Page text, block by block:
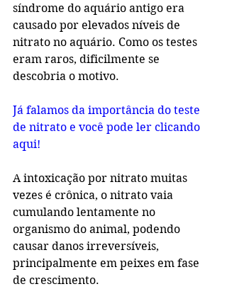
síndrome do aquário antigo era
causado por elevados níveis de
nitrato no aquário. Como os testes
eram raros, dificilmente se
descobria o motivo.
Já falamos da importância do teste
de nitrato e você pode ler clicando
aqui!
A intoxicação por nitrato muitas
vezes é crônica, o nitrato vaia
cumulando lentamente no
organismo do animal, podendo
causar danos irreversíveis,
principalmente em peixes em fase
de crescimento.